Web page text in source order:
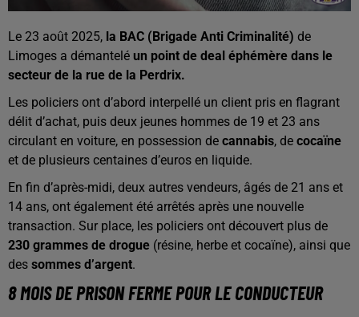
Le 23 août 2025, la BAC (Brigade Anti Criminalité) de
Limoges a démantelé un point de deal éphémère dans le
secteur de la rue de la Perdrix.
Les policiers ont d’abord interpellé un client pris en flagrant
délit d’achat, puis deux jeunes hommes de 19 et 23 ans
circulant en voiture, en possession de cannabis, de cocaïne
et de plusieurs centaines d’euros en liquide.
En fin d’après-midi, deux autres vendeurs, âgés de 21 ans et
14 ans, ont également été arrêtés après une nouvelle
transaction. Sur place, les policiers ont découvert plus de
230 grammes de drogue (résine, herbe et cocaïne), ainsi que
des sommes d’argent.
8 MOIS DE PRISON FERME POUR LE CONDUCTEUR